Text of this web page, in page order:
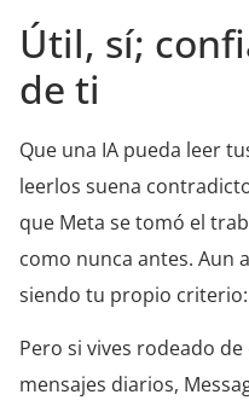
Útil, sí;
de ti
Que una IA pueda leer
leerlos suena
que Meta se tomó el
como nunca antes. Aun
siendo tu propio criterio:
Pero si vives rodeado
mensajes diarios,